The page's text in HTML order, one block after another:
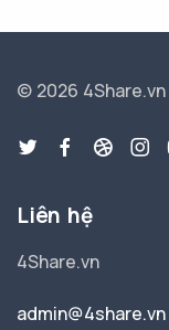
© 2026 4Share.vn
Liên hệ
4Share.vn
admin@4share.vn